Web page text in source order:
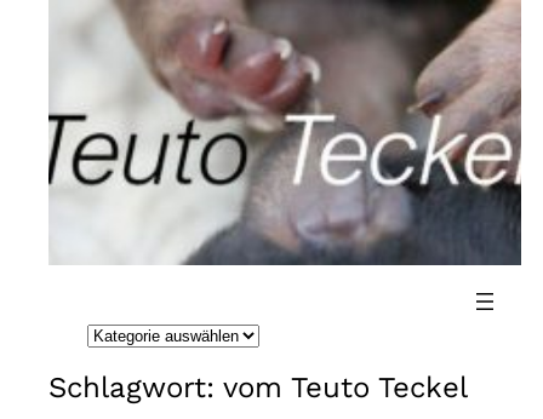
Direkt
wechseln
K
t
Schlagwort: vom Teuto Teckel